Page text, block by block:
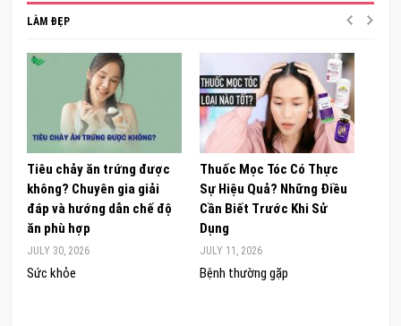
LÀM ĐẸP
Tiêu chảy ăn trứng được
không? Chuyên gia giải
đáp và hướng dẫn chế độ
ăn phù hợp
JULY 30, 2026
Sức khỏe
Thuốc Mọc Tóc Có Thực
Sự Hiệu Quả? Những Điều
Cần Biết Trước Khi Sử
Dụng
JULY 11, 2026
Bệnh thường gặp